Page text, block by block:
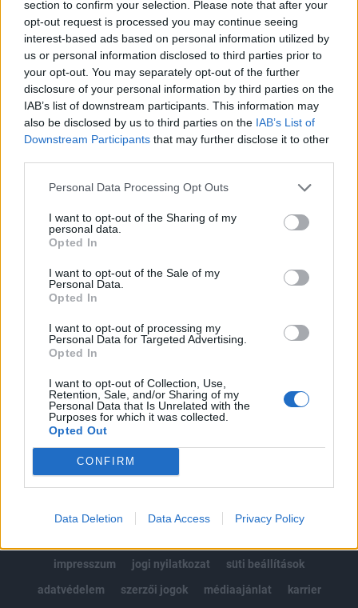
section to confirm your selection. Please note that after your
opt-out request is processed you may continue seeing
interest-based ads based on personal information utilized by
us or personal information disclosed to third parties prior to
your opt-out. You may separately opt-out of the further
disclosure of your personal information by third parties on the
IAB’s list of downstream participants. This information may
also be disclosed by us to third parties on the IAB’s List of
Downstream Participants that may further disclose it to other
Personal Data Processing Opt Outs
I want to opt-out of the Sharing of my
personal data.
Opted In
I want to opt-out of the Sale of my
Personal Data.
Opted In
I want to opt-out of processing my
Personal Data for Targeted Advertising.
Opted In
I want to opt-out of Collection, Use,
Retention, Sale, and/or Sharing of my
Personal Data that Is Unrelated with the
Purposes for which it was collected.
Opted Out
CONFIRM
Data Deletion Data Access Privacy Policy
felelős ügyvezető alelnöke így nyilatkozott: „A jóváhagyott
magyar program támogatást nyújt a kutatóknak és a
vállalkozásoknak ahhoz, hogy a koronavírus-járvány alatt
és után is folytathassák kutatási és fejlesztési
tevékenységeiket. A munkahelyek fenntartása az innovatív
ágazatokban rendkívül fontos...
KEDVES OLVASÓNK!
A keresett cikk a portfolio.hu hírarchívumához
regisztrációhoz kötött.
Portfolio.hu teljes cikkarchívum
Kötéslisták: BÉT elmúlt 2 év napon belüli
MÁR ELŐFIZETŐNK VAGY?BEJELENTKEZÉS
impresszum
jogi nyilatkozat
süti beállítások
adatvédelem
szerzői jogok médiaajánlat karrier